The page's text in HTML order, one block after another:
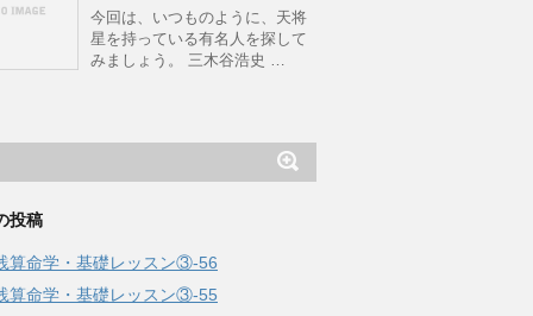
今回は、いつものように、天将
星を持っている有名人を探して
みましょう。 三木谷浩史 …
投稿
算命学・基礎レッスン③-56
算命学・基礎レッスン③-55